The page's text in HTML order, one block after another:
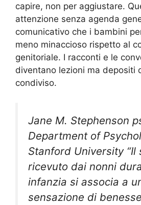
capire, non per aggiustare.
attenzione senza agenda
comunicativo che i bambini
meno minaccioso rispetto al
genitoriale. I racconti e le
diventano lezioni ma depositi
condiviso.
Jane M. Stephenson
Department of
Stanford University “Il
ricevuto dai nonni
infanzia si associa a
sensazione di